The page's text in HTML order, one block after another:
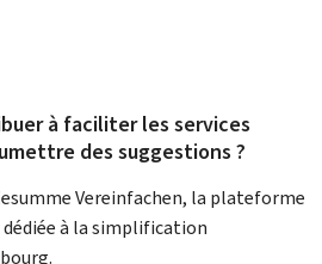
à faciliter les services
des suggestions ?
Vereinfachen, la plateforme
à la simplification